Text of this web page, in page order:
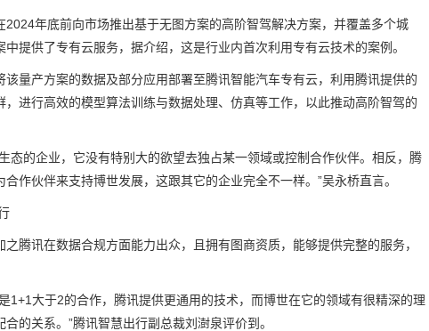
2024年底前向市场推出基于无图方案的高阶智驾解决方案，并覆盖多个城
提供了专有云服务，据介绍，这是行业内首次利用专有云技术的案例。
该量产方案的数据及部分应用部署至腾讯智能汽车专有云，利用腾讯提供的
，进行高效的模型算法训练与数据处理、仿真等工作，以此推动高阶智驾的
态的企业，它没有特别大的欲望去独占某一领域或控制合作伙伴。相反，腾
作伙伴来支持博世发展，这跟其它的企业完全不一样。”吴永桥直言。
之腾讯在数据合规方面能力出众，且拥有图商资质，能够提供完整的服务，
1+1大于2的合作，腾讯提供更通用的技术，而博世在它的领域有很精深的理
的关系。”腾讯智慧出行副总裁刘澍泉评价到。